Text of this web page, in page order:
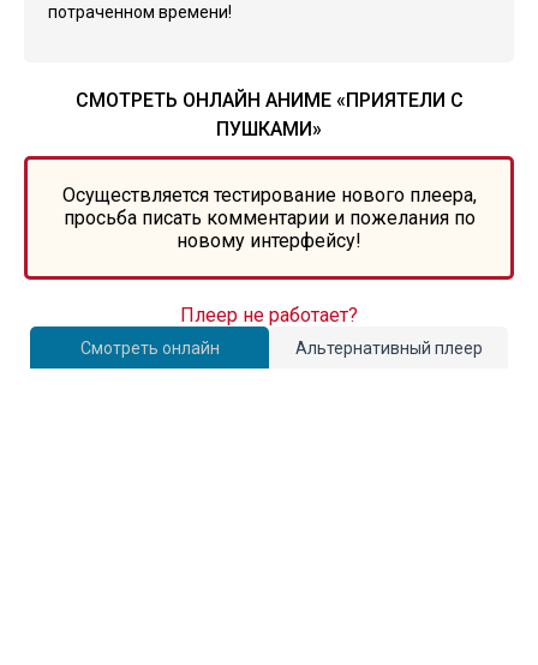
потраченном времени!
СМОТРЕТЬ ОНЛАЙН АНИМЕ «ПРИЯТЕЛИ С
ПУШКАМИ»
Осуществляется тестирование нового плеера,
просьба писать комментарии и пожелания по
новому интерфейсу!
Смотреть онлайн Альтернативный плеер
Плеер не работает?